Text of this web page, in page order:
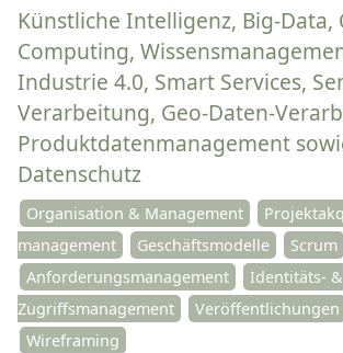
Künstliche Intelligenz, Big-Data,
Computing,
Industrie 4.0, Smart Services,
Verarbeitung, Geo-Daten-
Produktdatenmanagement
Datenschutz
Organisation & Management
management
Geschäftsmodelle
Scrum
Anforderungsmanagement
Identitäts- &
Zugriffsmanagement
Veröffentlichungen
Wireframing